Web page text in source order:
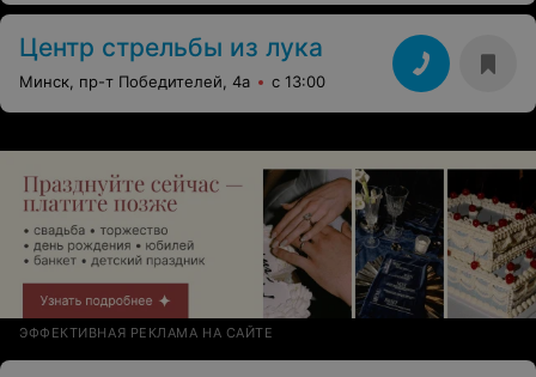
Центр стрельбы из лука
Минск, пр-т Победителей, 4а с 13:00
ЭФФЕКТИВНАЯ РЕКЛАМА НА САЙТЕ